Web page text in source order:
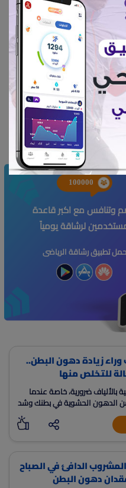
100000
وتنافس مع اكبر قاعدة
لرشاقة يومياً
حمل تطبيق رشاقة الرياضى
زيادة دهون البطن..
للتخلص منها
بالألياف ضرورية، خاصة عندما
من الدهون الحشوية في بطنك وشد
الدافئ في الصباح
دهون البطن